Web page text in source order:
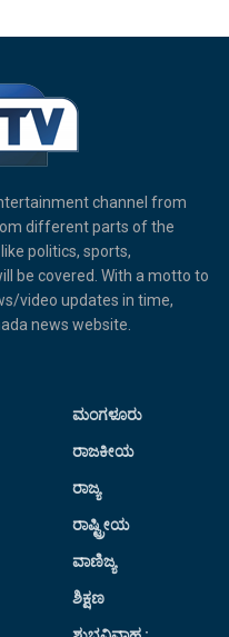
channel from
different parts of the
politics, sports,
be covered. With a motto to
video updates in time,
news website.
ಮಂಗಳೂರು
ರಾಜಕೀಯ
ರಾಜ್ಯ
ರಾಷ್ಟ್ರೀಯ
ವಾಣಿಜ್ಯ
ಶಿಕ್ಷಣ